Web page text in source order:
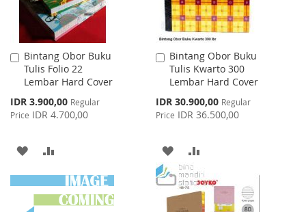
Bintang Obor Buku
Tulis Folio 22
Lembar Hard Cover
Special
Price
IDR 3.900,00 Regular
Price IDR 4.700,00
Add
to
Cart
ADD
TO
WISH
TO
COMPARE
Bintang Obor Buku
Tulis Kwarto 300
Lembar Hard Cover
Special
Price
IDR 30.900,00 Regular
Price IDR 36.500,00
Add
to
Cart
ADD
TO
WISH
TO
COMPARE